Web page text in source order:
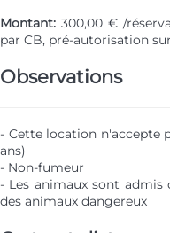
Montant: 300,00 € /
par CB, pré-autorisation
Observations
- Cette location n'accepte
ans)
- Non-fumeur
- Les animaux sont
des animaux dangereux